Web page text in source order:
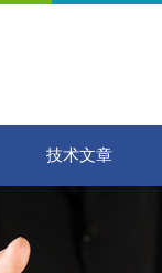
技术文章